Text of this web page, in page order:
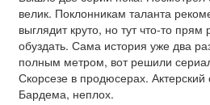
велик. Поклонникам таланта
выглядит круто, но тут что-то
обуздать. Сама история уже два
полным метром, вот решили
Скорсезе в продюсерах.
Бардема, неплох.